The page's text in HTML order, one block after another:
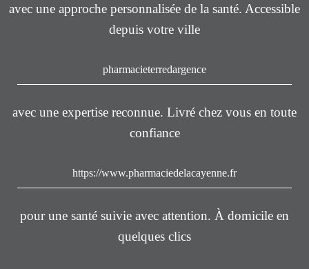
avec une approche personnalisée de la santé. Accessible
depuis votre ville
pharmacieterredargence
avec une expertise reconnue. Livré chez vous en toute
confiance
https://www.pharmaciedelacayenne.fr
pour une santé suivie avec attention. À domicile en
quelques clics